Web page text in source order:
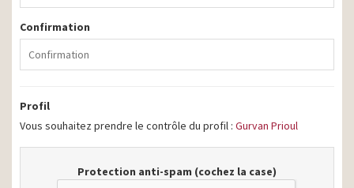
Confirmation
Profil
Vous souhaitez prendre le contrôle du profil : Gurvan Prioul
Protection anti-spam (cochez la case)